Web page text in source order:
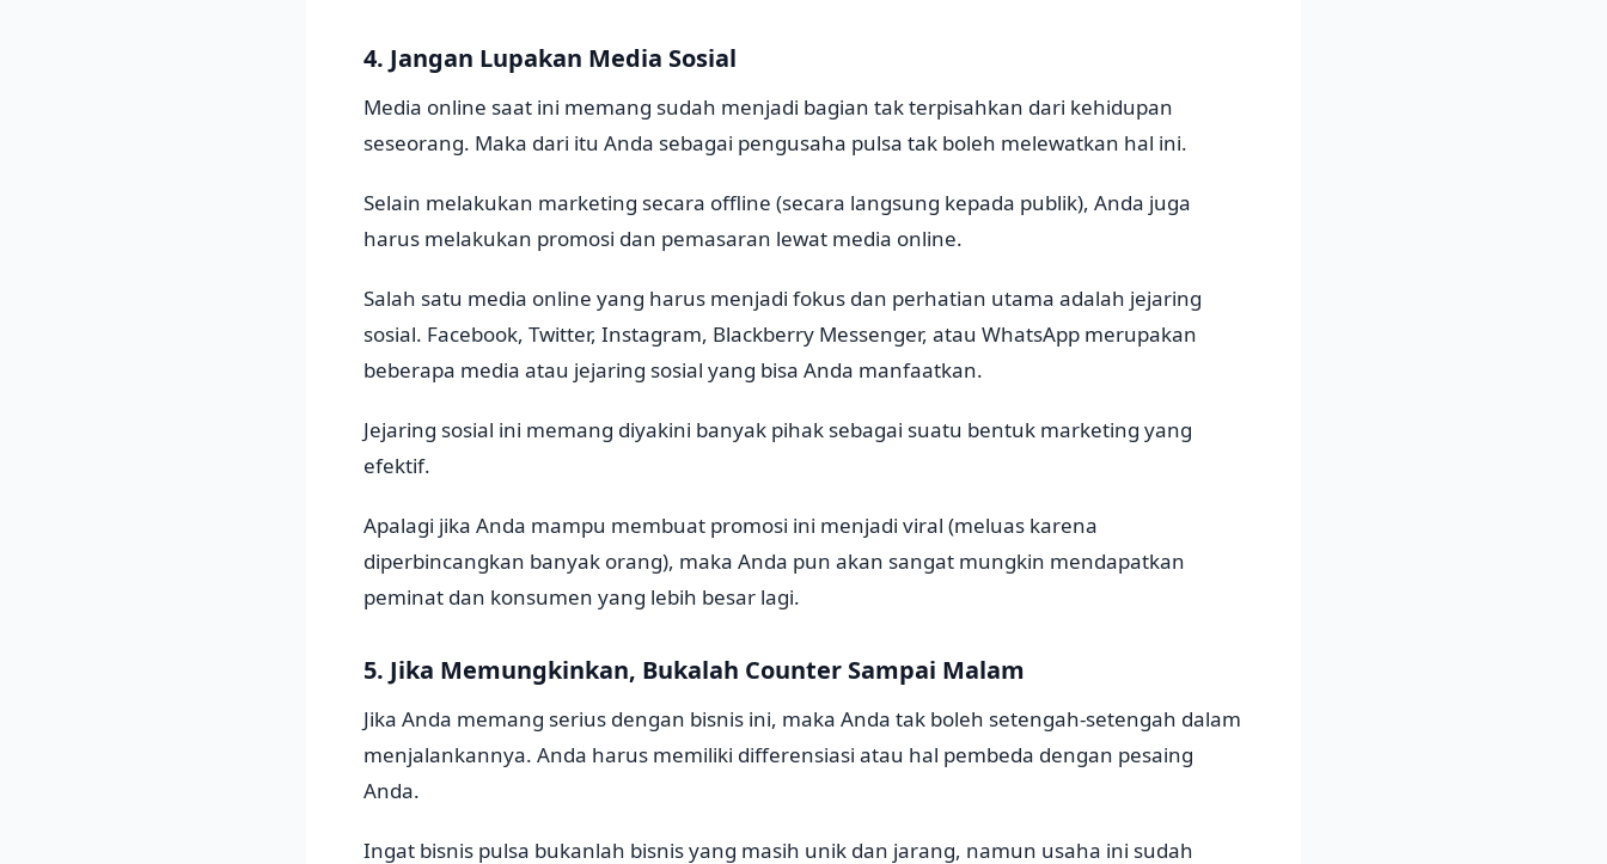
4. Jangan Lupakan Media Sosial
Media online saat ini memang sudah menjadi bagian tak terpisahkan dari kehidupan
seseorang. Maka dari itu Anda sebagai pengusaha pulsa tak boleh melewatkan hal ini.
Selain melakukan marketing secara offline (secara langsung kepada publik), Anda juga
harus melakukan promosi dan pemasaran lewat media online.
Salah satu media online yang harus menjadi fokus dan perhatian utama adalah jejaring
sosial. Facebook, Twitter, Instagram, Blackberry Messenger, atau WhatsApp merupakan
beberapa media atau jejaring sosial yang bisa Anda manfaatkan.
Jejaring sosial ini memang diyakini banyak pihak sebagai suatu bentuk marketing yang
efektif.
Apalagi jika Anda mampu membuat promosi ini menjadi viral (meluas karena
diperbincangkan banyak orang), maka Anda pun akan sangat mungkin mendapatkan
peminat dan konsumen yang lebih besar lagi.
5. Jika Memungkinkan, Bukalah Counter Sampai Malam
Jika Anda memang serius dengan bisnis ini, maka Anda tak boleh setengah-setengah dalam
menjalankannya. Anda harus memiliki differensiasi atau hal pembeda dengan pesaing
Anda.
Ingat bisnis pulsa bukanlah bisnis yang masih unik dan jarang, namun usaha ini sudah